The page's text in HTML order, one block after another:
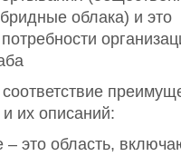
облака) и это
их описаний:
– это область,